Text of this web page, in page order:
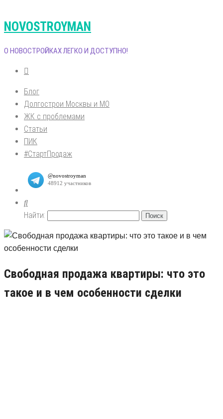
NOVOSTROYMAN
О НОВОСТРОЙКАХ ЛЕГКО И ДОСТУПНО!
Блог
Долгострои Москвы и МО
ЖК с проблемами
Статьи
ПИК
#СтартПродаж
Найти:
Свободная продажа квартиры: что это
такое и в чем особенности сделки